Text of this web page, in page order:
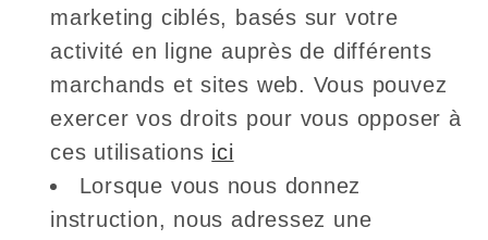
marketing ciblés, basés sur votre
activité en ligne auprès de différents
marchands et sites web. Vous pouvez
exercer vos droits pour vous opposer à
ces utilisations ici
Lorsque vous nous donnez
instruction, nous adressez une